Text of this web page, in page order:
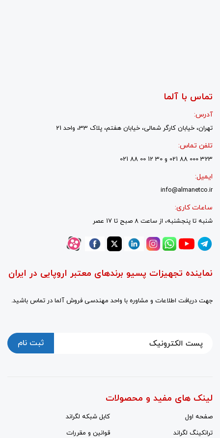
تماس با آلما
آدرس:
تهران، خیابان کارگر شمالی، خیابان هفتم، پلاک 33، واحد 21
تلفن تماس:
323 000 88 021 و 30 12 00 88 021
ایمیل:
info@almanetco.ir
ساعات کاری:
شنبه تا پنجشنبه، از ساعت 8 صبح تا 17 عصر
نماینده تجهیزات پسیو برندهای معتبر اروپایی در ایران
جهت دریافت اطلاعات و مشاوره با واحد مهندسی فروش آلما در تماس باشید.
ثبت نام
لینک های مفید و محصولات
صفحه اول
کابل شبکه لگراند
ترانکینگ لگراند
قوانین و مقررات